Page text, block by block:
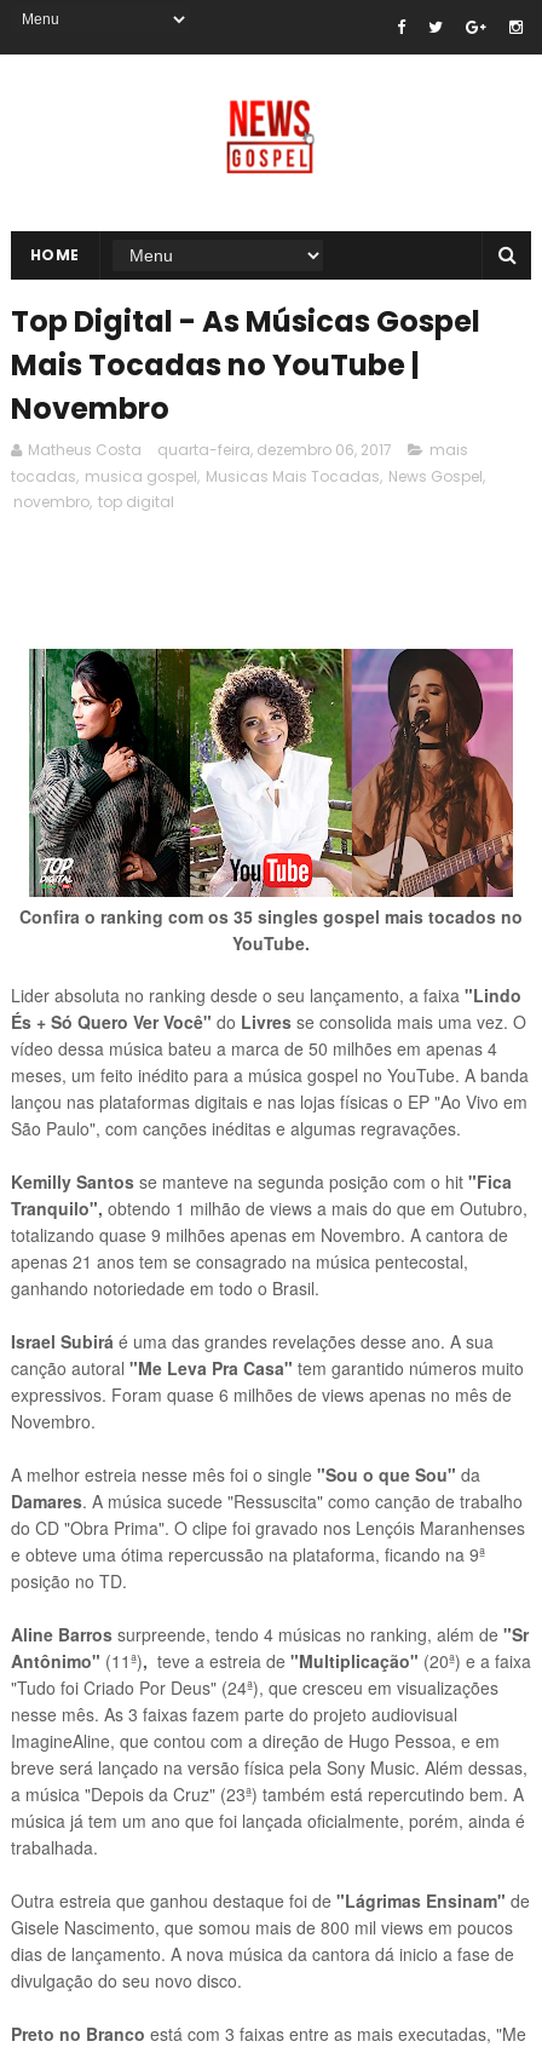
HOME
Top Digital - As Músicas Gospel
Mais Tocadas no YouTube |
Novembro
Matheus Costa quarta-feira, dezembro 06, 2017
mais
tocadas, musica gospel, Musicas Mais Tocadas, News Gospel,
novembro, top digital
Confira o ranking com os 35 singles gospel mais tocados no
YouTube.
Lider absoluta no ranking desde o seu lançamento, a faixa "Lindo
És + Só Quero Ver Você" do Livres se consolida mais uma vez. O
vídeo dessa música bateu a marca de 50 milhões em apenas 4
meses, um feito inédito para a música gospel no YouTube. A banda
lançou nas plataformas digitais e nas lojas físicas o EP "Ao Vivo em
São Paulo", com canções inéditas e algumas regravações.
Kemilly Santos se manteve nasegunda posição com o hit "Fica
Tranquilo", obtendo 1 milhão de views a mais do que em Outubro,
totalizando quase 9 milhões apenas em Novembro. A cantora de
apenas 21 anos tem se consagrado na música pentecostal,
ganhando notoriedade em todo o Brasil.
Israel Subirá é uma das grandes revelações desse ano. A sua
canção autoral "Me Leva Pra Casa" tem garantido números muito
expressivos. Foram quase 6 milhões de views apenas no mês de
Novembro.
A melhor estreia nesse mês foi o single "Sou o que Sou" da
Damares. A música sucede "Ressuscita" como canção de trabalho
do CD "Obra Prima". O clipe foi gravado nos Lençóis Maranhenses
e obteve uma ótima repercussão na plataforma, ficando na 9ª
posição no TD.
Aline Barrossurpreende, tendo 4 músicas no ranking, além de "Sr
Antônimo" (11ª), teve a estreia de "Multiplicação" (20ª) e a faixa
"Tudo foi Criado Por Deus" (24ª), que cresceu em visualizações
nesse mês. As 3 faixas fazem parte do projeto audiovisual
ImagineAline, que contou com a direção de Hugo Pessoa, e em
breve será lançado na versão física pela Sony Music. Além dessas,
a música "Depois da Cruz" (23ª) também está repercutindo bem. A
música já tem um ano que foi lançada oficialmente, porém, ainda é
trabalhada.
Outra estreia que ganhou destaque foi de "Lágrimas Ensinam" de
Gisele Nascimento, que somou mais de 800 mil views em poucos
dias de lançamento. A nova música da cantora dá inicio a fase de
divulgação do seu novo disco.
Preto no Branco está com 3 faixas entre as mais executadas, "Me